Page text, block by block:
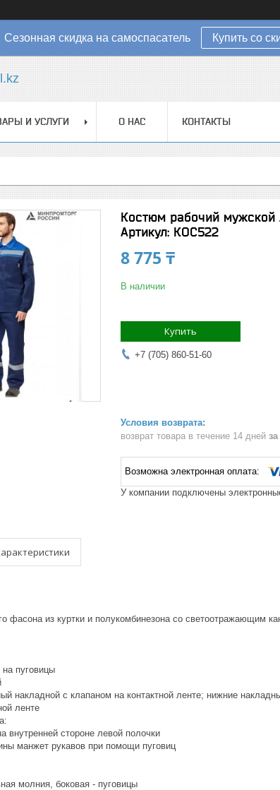
Сезонная скидка на самоспасатель Купить со
И УСЛУГИ О НАС КОНТАКТЫ
Костюм рабочий
Артикул: КОС522
8 775 ₸
В наличии
Купить
+7 (705) 860-51-60
возврат товара в течение 14 дней
У компании подключены
фасона из куртки и полукомбинезона со светоотражающим
на пуговицы
накладной с клапаном на контактной ленте; нижние
ленте
внутренней стороне левой полочки
манжет рукавов при помощи пуговиц
молния, боковая - пуговицы